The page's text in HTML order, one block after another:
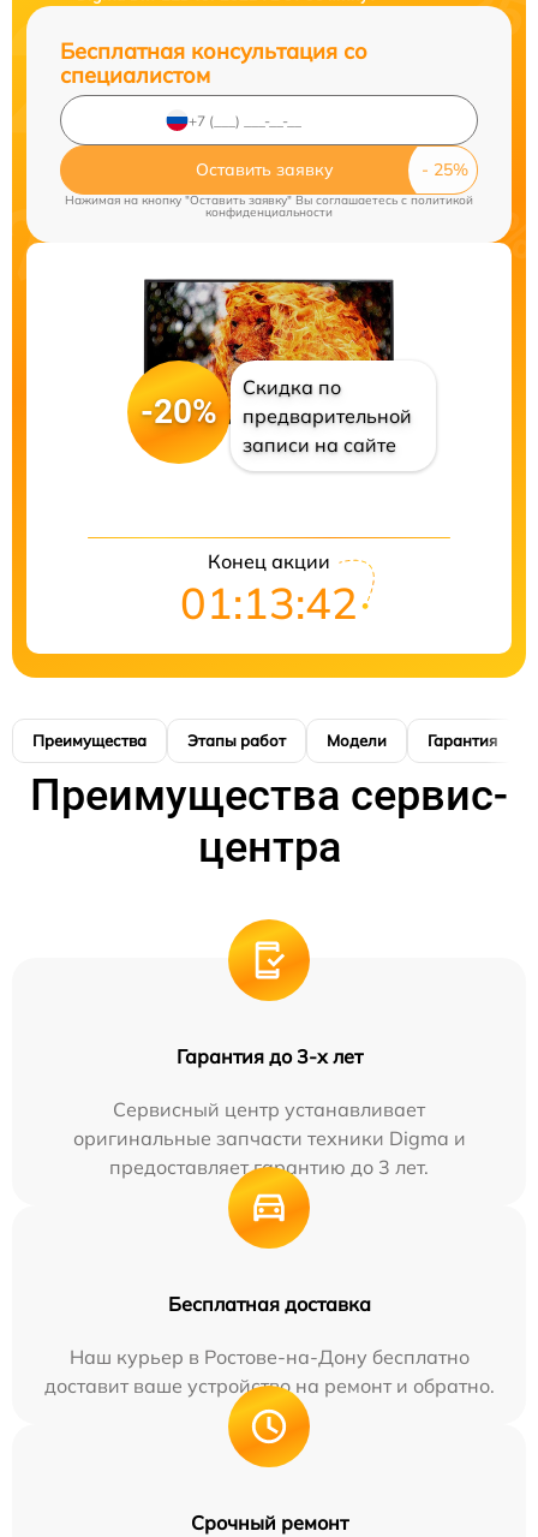
Бесплатная консультация со
специалистом
Оставить заявку
Нажимая на кнопку "Оставить заявку" Вы соглашаетесь c политикой
конфиденциальности
-20%
Скидка по
предварительной
записи на сайте
Конец акции
01:13:41
Преимущества Этапы работ Модели Гарантия
Преимущества сервис-
центра
Гарантия до 3-х лет
Сервисный центр устанавливает
оригинальные запчасти техники Digma и
предоставляет гарантию до 3 лет.
Бесплатная доставка
Наш курьер в Ростове-на-Дону бесплатно
доставит ваше устройство на ремонт и обратно.
Срочный ремонт